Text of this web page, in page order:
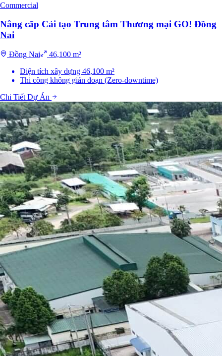
Commercial
Nâng cấp Cải tạo Trung tâm Thương mại GO! Đồng
Nai
Đồng Nai
46,100 m²
Diện tích xây dựng 46,100 m²
Thi công không gián đoạn (Zero-downtime)
Chi Tiết Dự Án